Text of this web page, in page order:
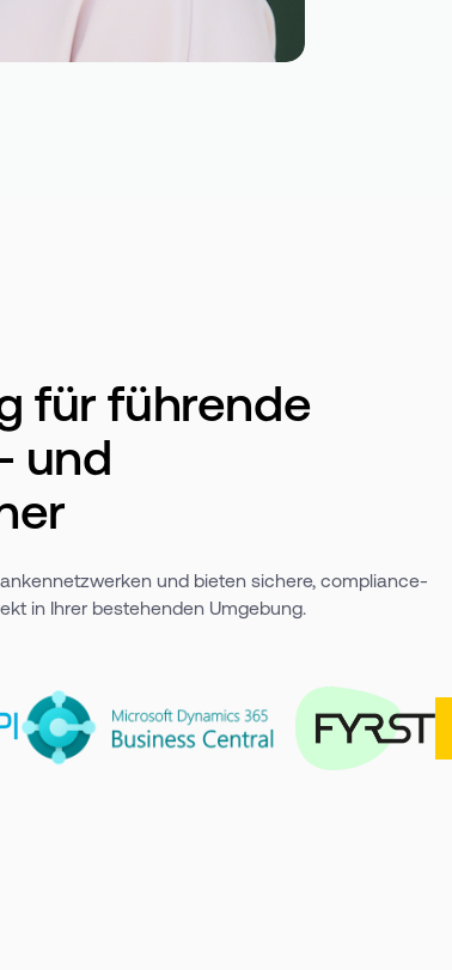
für führende
und
und bieten sichere, compliance-
in Ihrer bestehenden Umgebung.